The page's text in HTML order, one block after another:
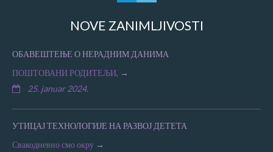
NOVE ZANIMLJIVOSTI
ОБАВЕШТЕЊЕ О НЕРАДНИМ ДАНИМА
ПОШТОВАНИ РОДИТЕЉИ,
25. januar 2024.
УТИЦАЈ ТЕХНОЛОГИЈЕ НА РАЗВОЈ ДЕТЕТА
Свакодневно смо окру